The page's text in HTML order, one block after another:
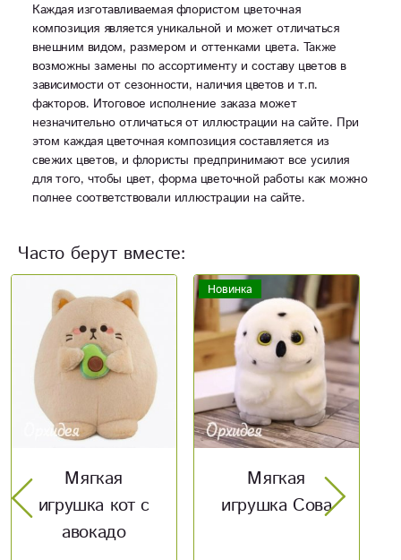
Каждая изготавливаемая флористом цветочная
композиция является уникальной и может отличаться
внешним видом, размером и оттенками цвета. Также
возможны замены по ассортименту и составу цветов в
зависимости от сезонности, наличия цветов и т.п.
факторов. Итоговое исполнение заказа может
незначительно отличаться от иллюстрации на сайте. При
этом каждая цветочная композиция составляется из
свежих цветов, и флористы предпринимают все усилия
для того, чтобы цвет, форма цветочной работы как можно
полнее соответствовали иллюстрации на сайте.
Часто берут вместе:
Новинка
Мягкая
игрушка Сова
Конверт «С
днем свадьбы»